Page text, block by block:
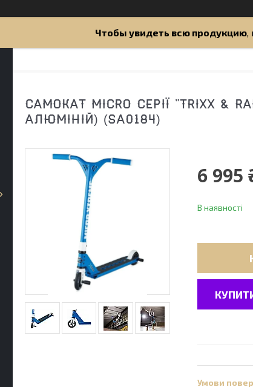
Чтобы увидеть всю продукцию,
САМОКАТ MICRO СЕРІЇ "TRIXX &
АЛЮМІНІЙ) (SA0184)
6 995
В наявності